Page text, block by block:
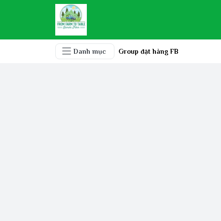
Danh mục Group đặt hàng FB